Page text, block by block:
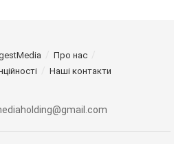
Про нас
Наші контакти